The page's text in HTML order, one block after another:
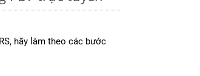
hãy làm theo các bước